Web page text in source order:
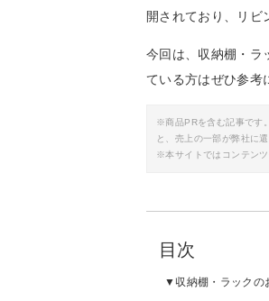
開されており、リビ
今回は、収納棚・ラ
ている方はぜひ参考
※商品PRを含む記事です
と、売上の一部が弊社に還
※本サイトではコンテン
目次
収納棚・ラックの